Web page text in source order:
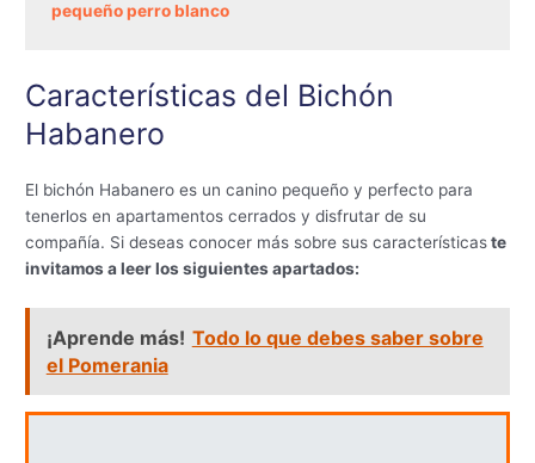
pequeño perro blanco
Características del Bichón
Habanero
El bichón Habanero es un canino pequeño y perfecto para
tenerlos en apartamentos cerrados y disfrutar de su
compañía. Si deseas conocer más sobre sus característicaste
invitamos a leer los siguientes apartados:
¡Aprende más! Todo lo que debes saber sobre
el Pomerania